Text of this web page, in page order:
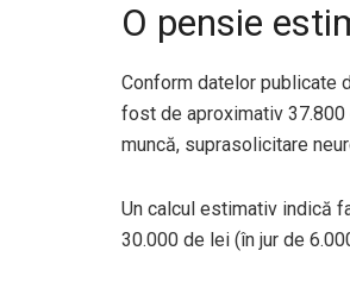
O pensie
Conform datelor publicate
fost de aproximativ
muncă, suprasolicitare
Un calcul estimativ indică
30.000 de lei (în jur de